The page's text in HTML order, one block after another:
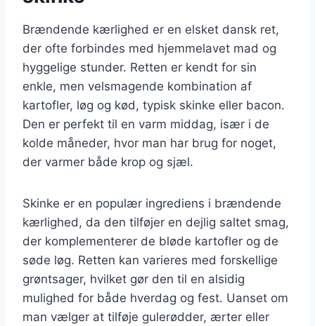
Brændende kærlighed er en elsket dansk ret,
der ofte forbindes med hjemmelavet mad og
hyggelige stunder. Retten er kendt for sin
enkle, men velsmagende kombination af
kartofler, løg og kød, typisk skinke eller bacon.
Den er perfekt til en varm middag, især i de
kolde måneder, hvor man har brug for noget,
der varmer både krop og sjæl.
Skinke er en populær ingrediens i brændende
kærlighed, da den tilføjer en dejlig saltet smag,
der komplementerer de bløde kartofler og de
søde løg. Retten kan varieres med forskellige
grøntsager, hvilket gør den til en alsidig
mulighed for både hverdag og fest. Uanset om
man vælger at tilføje gulerødder, ærter eller